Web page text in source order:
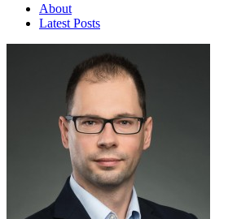
About
Latest Posts